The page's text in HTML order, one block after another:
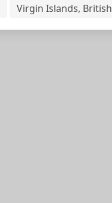
Virgin Islands, British